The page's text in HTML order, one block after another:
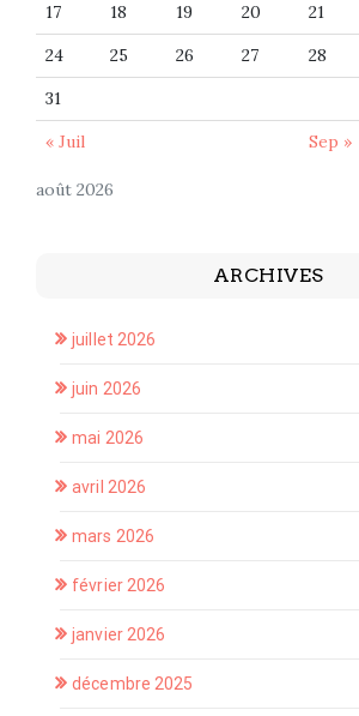
août 2026
17
18 19 20 21
24
25 26 27 28
31
« Juil
Sep »
ARCHIVES
juillet 2026
juin 2026
mai 2026
avril 2026
mars 2026
février 2026
janvier 2026
décembre 2025